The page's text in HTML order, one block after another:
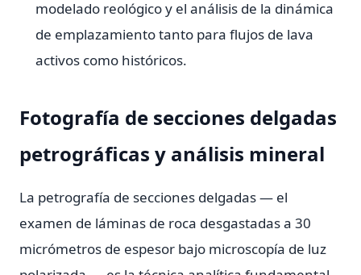
modelado reológico y el análisis de la dinámica
de emplazamiento tanto para flujos de lava
activos como históricos.
Fotografía de secciones delgadas
petrográficas y análisis mineral
La petrografía de secciones delgadas — el
examen de láminas de roca desgastadas a 30
micrómetros de espesor bajo microscopía de luz